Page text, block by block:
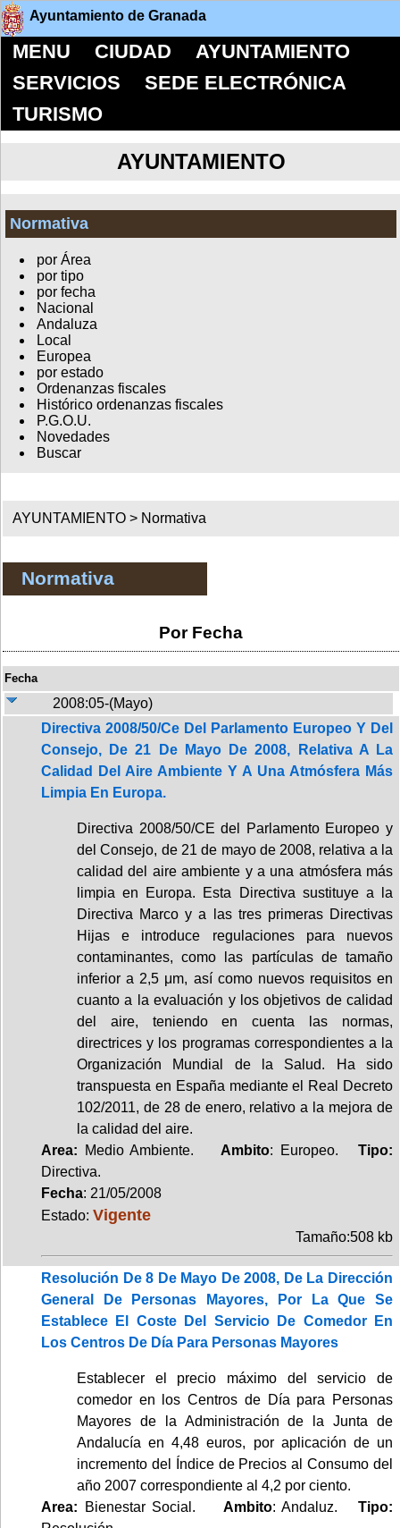
Ayuntamiento de Granada
MENU CIUDAD
AYUNTAMIENTO
SERVICIOS
SEDE ELECTRÓNICA
TURISMO
AYUNTAMIENTO
Normativa
por Área
por tipo
por fecha
Nacional
Andaluza
Local
Europea
por estado
Ordenanzas fiscales
Histórico ordenanzas fiscales
P.G.O.U.
Novedades
Buscar
AYUNTAMIENTO > Normativa
Normativa
Por Fecha
Fecha
2008:05-(Mayo)
Directiva 2008/50/Ce Del Parlamento Europeo Y Del
Consejo, De 21 De Mayo De 2008, Relativa A La
Calidad Del Aire Ambiente Y A Una Atmósfera Más
Limpia En Europa.
Directiva 2008/50/CE del Parlamento Europeo y
del Consejo, de 21 de mayo de 2008, relativa a la
calidad del aire ambiente y a una atmósfera más
limpia en Europa. Esta Directiva sustituye a la
Directiva Marco y a las tres primeras Directivas
Hijas e introduce regulaciones para nuevos
contaminantes, como las partículas de tamaño
inferior a 2,5 μm, así como nuevos requisitos en
cuanto a la evaluación y los objetivos de calidad
del aire, teniendo en cuenta las normas,
directrices y los programas correspondientes a la
Organización Mundial de la Salud. Ha sido
transpuesta en España mediante el Real Decreto
102/2011, de 28 de enero, relativo a la mejora de
la calidad del aire.
Area: Medio Ambiente. Ambito: Europeo. Tipo:
Directiva.
Fecha: 21/05/2008
Estado: Vigente
Tamaño:508 kb
Resolución De 8 De Mayo De 2008, De La Dirección
General De Personas Mayores, Por La Que Se
Establece El Coste Del Servicio De Comedor En
Los Centros De Día Para Personas Mayores
Establecer el precio máximo del servicio de
comedor en los Centros de Día para Personas
Mayores de la Administración de la Junta de
Andalucía en 4,48 euros, por aplicación de un
incremento del Índice de Precios al Consumo del
año 2007 correspondiente al 4,2 por ciento.
Area: Bienestar Social. Ambito: Andaluz.Tipo: